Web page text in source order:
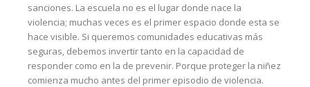
sanciones. La escuela no es el lugar donde nace la
violencia; muchas veces es el primer espacio donde esta se
hace visible. Si queremos comunidades educativas más
seguras, debemos invertir tanto en la capacidad de
responder como en la de prevenir. Porque proteger la niñez
comienza mucho antes del primer episodio de violencia.